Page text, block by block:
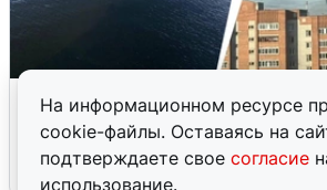
На информационном ресурсе
cookie-файлы. Оставаясь на
подтверждаете свое согласие
использование.
Ночная атака БПЛА на
попадания и последствия
6 августа 0